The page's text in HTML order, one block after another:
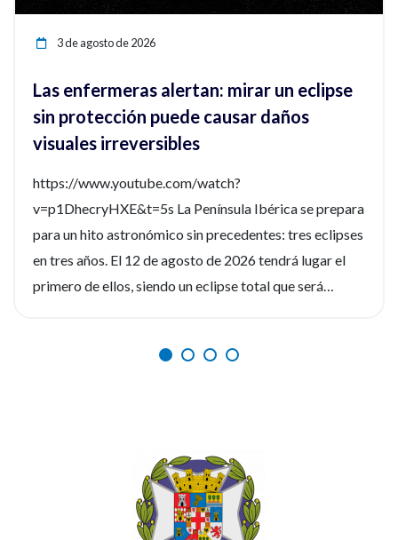
3 de agosto de 2026
Las enfermeras alertan: mirar un eclipse
sin protección puede causar daños
visuales irreversibles
https://www.youtube.com/watch?
v=p1DhecryHXE&t=5s La Península Ibérica se prepara
para un hito astronómico sin precedentes: tres eclipses
en tres años. El 12 de agosto de 2026 tendrá lugar el
primero de ellos, siendo un eclipse total que será
estos eventos será fascinante, pero la seguridad visual
(CGE), junto a la Sociedad Española de Enfermería
Oftalmológica (SEEOF) y el Hospital Ramón y Cajal de
Madrid, han puesto en marcha diferentes materiales